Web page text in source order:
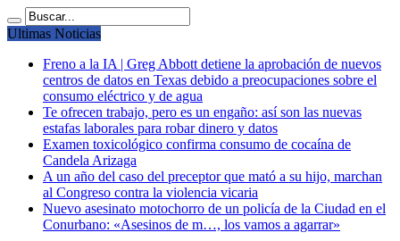
Ultimas Noticias
Freno a la IA | Greg Abbott detiene la aprobación de nuevos
centros de datos en Texas debido a preocupaciones sobre el
consumo eléctrico y de agua
Te ofrecen trabajo, pero es un engaño: así son las nuevas
estafas laborales para robar dinero y datos
Examen toxicológico confirma consumo de cocaína de
Candela Arizaga
A un año del caso del preceptor que mató a su hijo, marchan
al Congreso contra la violencia vicaria
Nuevo asesinato motochorro de un policía de la Ciudad en el
Conurbano: «Asesinos de m…, los vamos a agarrar»